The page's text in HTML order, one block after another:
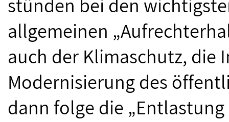
stünden bei den
allgemeinen
auch der Klimaschutz, die
Modernisierung des
dann folge die